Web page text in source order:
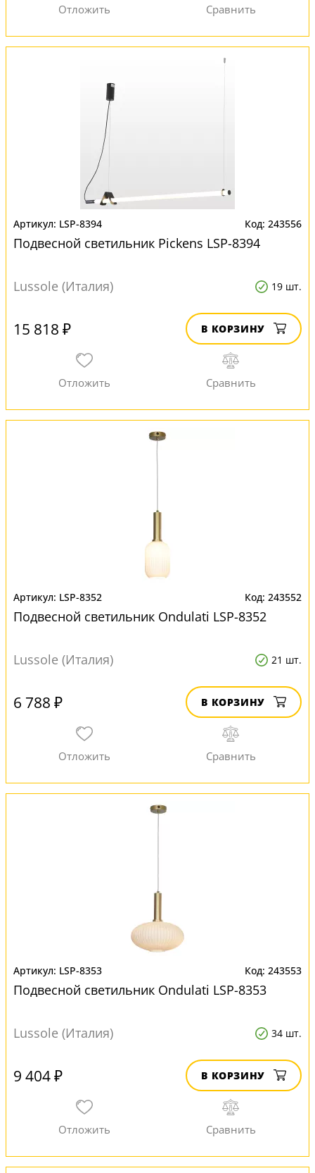
LSP-8394 243556
Подвесной светильник Pickens LSP-8394
Lussole (Италия) 19 шт.
15 818 ₽ В КОРЗИНУ
LSP-8352 243552
Подвесной светильник Ondulati LSP-8352
Lussole (Италия) 21 шт.
6 788 ₽ В КОРЗИНУ
LSP-8353 243553
Подвесной светильник Ondulati LSP-8353
Lussole (Италия) 34 шт.
9 404 ₽ В КОРЗИНУ